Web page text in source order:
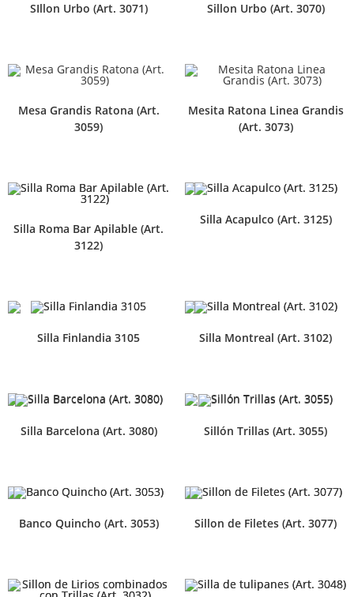
SIllon Urbo (Art. 3071) Sillon Urbo (Art. 3070)
Mesa Grandis Ratona (Art.
3059)
Mesita Ratona Linea Grandis
(Art. 3073)
Silla Roma Bar Apilable (Art.
3122)
Silla Acapulco (Art. 3125)
Silla Finlandia 3105 Silla Montreal (Art. 3102)
Silla Barcelona (Art. 3080) Sillón Trillas (Art. 3055)
Banco Quincho (Art. 3053) Sillon de Filetes (Art. 3077)